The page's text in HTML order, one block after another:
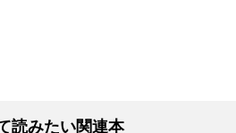
読みたい関連本